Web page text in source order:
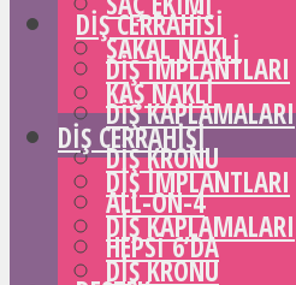
DIŞ CERRAHISI
DIŞ IMPLANTLARI
DIŞ KAPLAMALARI
DIŞ KRONU
ALL-ON-4
HEPSI 6’DA
SAKAL NAKLI
KAŞ NAKLI
DIŞ CERRAHISI
DIŞ IMPLANTLARI
DIŞ KAPLAMALARI
DIŞ KRONU